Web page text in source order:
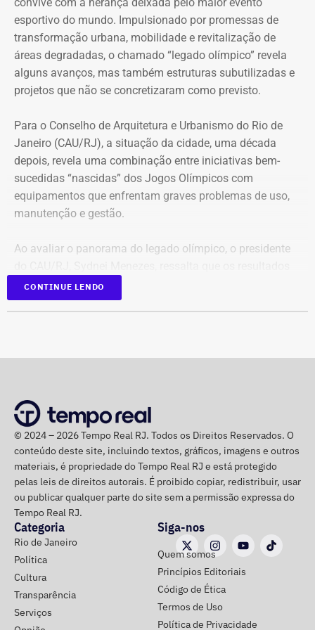
ainda é quase 14 vezes maior que o registrado na
primeira candidatura.
Nas duas eleições anteriores, Busnello tentou chegar à
Câmara dos Deputados, mas não foi eleito.
De candidato a deputado pelo PSD
de Eduardo Paes a adversário do ex-
prefeito
A eleição de 2026 também coloca Busnello em uma
posição diferente das duas campanhas anteriores. Em
PSD, partido de Eduardo Paes, que agora aparece como
um de seus adversários na corrida pelo governo do
estado.
entre seus principais nomes ex-integrantes do Movimento
esportivo do mundo. Impulsionado por promessas de
transformação urbana, mobilidade e revitalização de
áreas degradadas, o chamado “legado olímpico” revela
alguns avanços, mas também estruturas subutilizadas e
projetos que não se concretizaram como previsto.
Para o Conselho de Arquitetura e Urbanismo do Rio de
Janeiro (CAU/RJ), a situação da cidade, uma década
depois, revela uma combinação entre iniciativas bem-
sucedidas “nascidas” dos Jogos Olímpicos com
equipamentos que enfrentam graves problemas de uso,
manutenção e gestão.
Ao avaliar o panorama do legado olímpico, o presidente
ainda estão abaixo do esperado para um projeto dessa
magnitude.
A renovação da mobilidade urbana
Uma das novidades na cidade que a competição deixou
foi a implementação do sistema BRT. Os corredores
Transoeste, Transcarioca, Transolímpica e,
posteriormente, Transbrasil, ampliaram a integração entre
diferentes regiões do Rio, nas zonas Norte e Oeste, além
de reduzirem o tempo de deslocamento da população.
No Centro, o destaque foi a chegada do sistema de VLT,
que contribuiu para a integração dos transportes na
CONTINUE LENDO
© 2024 – 2026 Tempo Real RJ. Todos os Direitos Reservados. O
conteúdo deste site, incluindo textos, gráficos, imagens e outros
materiais, é propriedade do Tempo Real RJ e está protegido
pelas leis de direitos autorais. É proibido copiar, redistribuir, usar
ou publicar qualquer parte do site sem a permissão expressa do
Tempo Real RJ.
Categoria
Rio de Janeiro
Política
Cultura
Transparência
Serviços
Siga-nos
Quem somos
Princípios Editoriais
Código de Ética
Termos de Uso
Política de Privacidade